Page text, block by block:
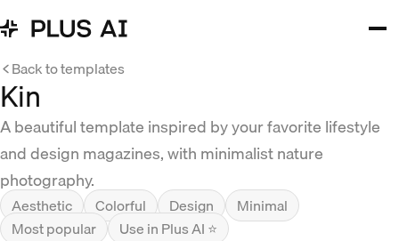
Back to templates
Kin
A beautiful template inspired by your favorite lifestyle
and design magazines, with minimalist nature
photography.
Aesthetic Colorful Design
Minimal
Most popular
Use in Plus AI ⭐